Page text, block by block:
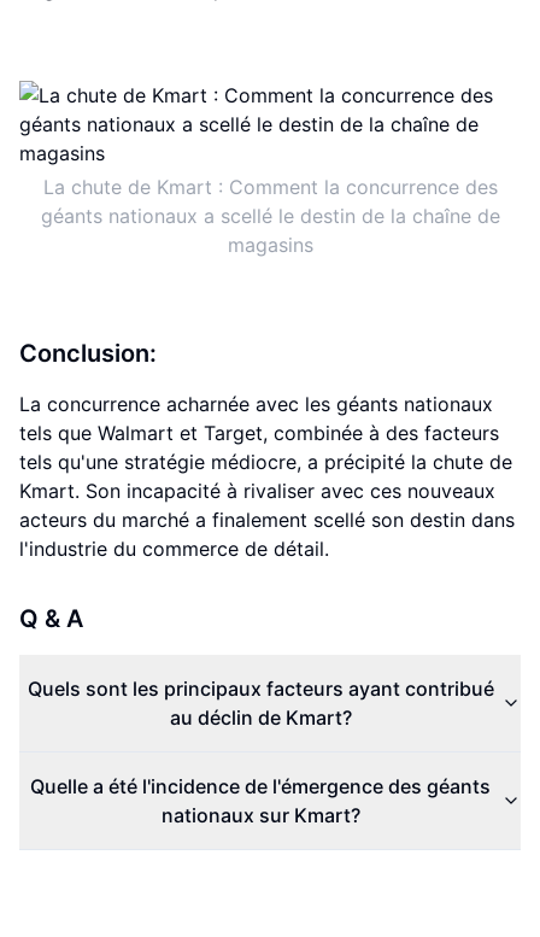
La chute de Kmart : Comment la concurrence des
géants nationaux a scellé le destin de la chaîne de
magasins
Conclusion:
La concurrence acharnée avec les géants nationaux
tels que Walmart et Target, combinée à des facteurs
tels qu'une stratégie médiocre, a précipité la chute de
Kmart. Son incapacité à rivaliser avec ces nouveaux
acteurs du marché a finalement scellé son destin dans
l'industrie du commerce de détail.
Q & A
Quels sont les principaux facteurs ayant contribué
au déclin de Kmart?
Quelle a été l'incidence de l'émergence des géants
nationaux sur Kmart?